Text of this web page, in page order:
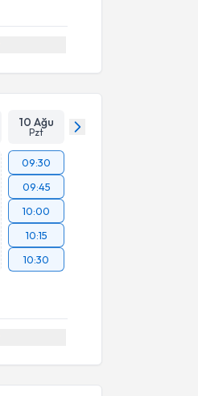
10 Ağu
Pzt
09:30
09:45
10:00
10:15
10:30